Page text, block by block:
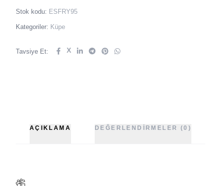
Stok kodu: ESFRY95
Kategoriler: Küpe
Tavsiye Et: X
AÇIKLAMA DEĞERLENDIRMELER (0)